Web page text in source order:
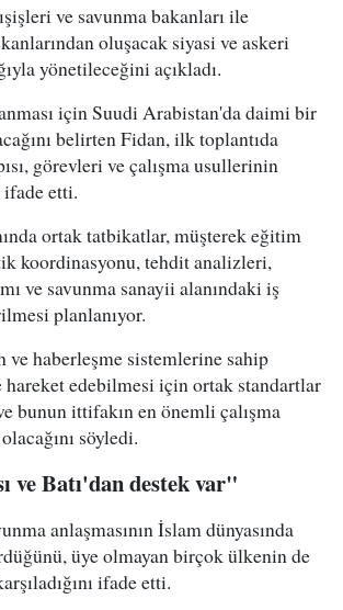
ve savunma bakanları ile
oluşacak siyasi ve askeri
yönetileceğini açıkladı.
için Suudi Arabistan'da daimi bir
belirten Fidan, ilk toplantıda
görevleri ve çalışma usullerinin
etti.
ortak tatbikatlar, müşterek eğitim
koordinasyonu, tehdit analizleri,
ve savunma sanayii alanındaki iş
planlanıyor.
ve haberleşme sistemlerine sahip
edebilmesi için ortak standartlar
bunun ittifakın en önemli çalışma
söyledi.
ve Batı'dan destek var"
anlaşmasının İslam dünyasında
üye olmayan birçok ülkenin de
ifade etti.